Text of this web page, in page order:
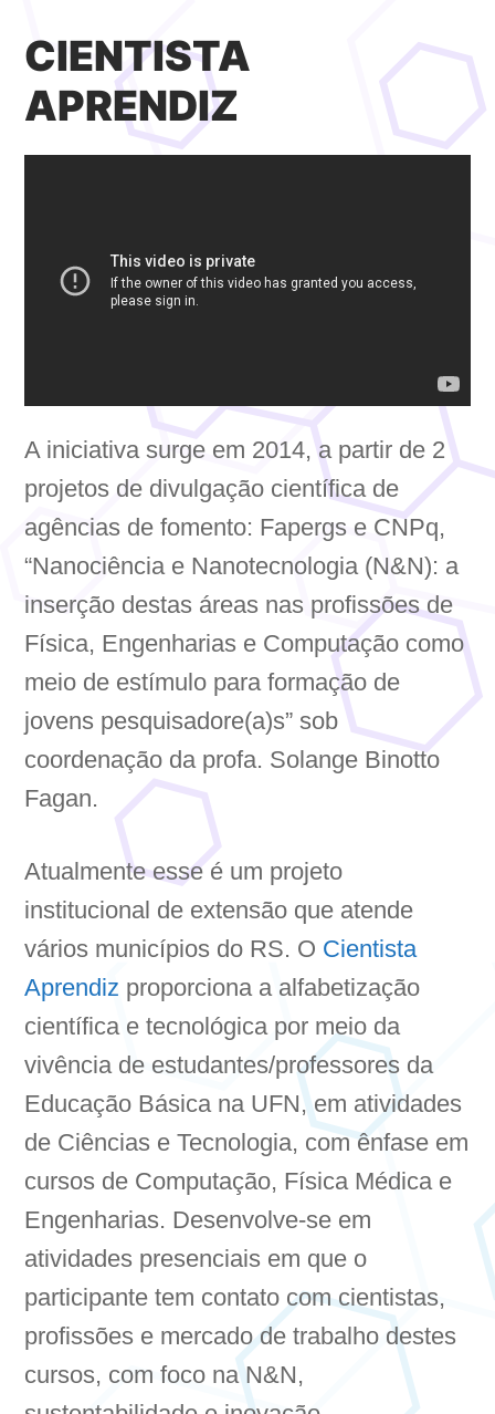
CIENTISTA
APRENDIZ
A iniciativa surge em 2014, a partir de 2
projetos de divulgação científica de
agências de fomento: Fapergs e CNPq,
“Nanociência e Nanotecnologia (N&N): a
inserção destas áreas nas profissões de
Física, Engenharias e Computação como
meio de estímulo para formação de
jovens pesquisadore(a)s” sob
coordenação da profa. Solange Binotto
Fagan.
Atualmente esse é um projeto
institucional de extensão que atende
vários municípios do RS. O Cientista
Aprendiz proporciona a alfabetização
científica e tecnológica por meio da
vivência de estudantes/professores da
Educação Básica na UFN, em atividades
de Ciências e Tecnologia, com ênfase em
cursos de Computação, Física Médica e
Engenharias. Desenvolve-se em
atividades presenciais em que o
participante tem contato com cientistas,
profissões e mercado de trabalho destes
cursos, com foco na N&N,